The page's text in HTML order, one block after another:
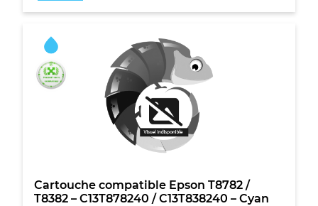
-
C13T878340
/
C13T838340
Cartouche compatible Epson T8782 /
T8382 – C13T878240 / C13T838240 – Cyan